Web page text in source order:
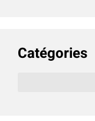
Catégories